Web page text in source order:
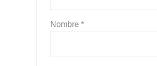
Nombre *